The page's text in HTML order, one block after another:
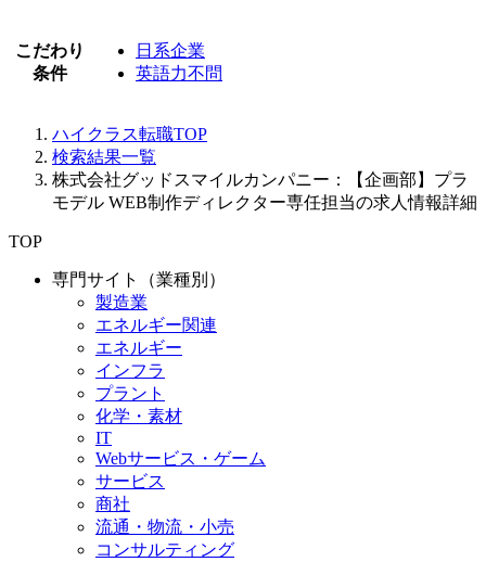
こだわり
条件
日系企業
英語力不問
ハイクラス転職TOP
検索結果一覧
株式会社グッドスマイルカンパニー：【企画部】プラ
モデル WEB制作ディレクター専任担当の求人情報詳細
TOP
専門サイト（業種別）
製造業
エネルギー関連
エネルギー
インフラ
プラント
化学・素材
IT
Webサービス・ゲーム
サービス
商社
流通・物流・小売
コンサルティング